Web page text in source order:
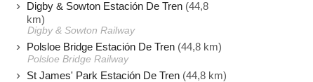
Digby & Sowton Estación De Tren (44,8
km)
Digby & Sowton Railway
Polsloe Bridge Estación De Tren (44,8 km)
Polsloe Bridge Railway
St James' Park Estación De Tren (44,8 km)